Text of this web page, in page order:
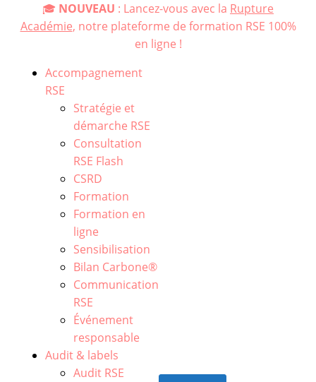
🎓 NOUVEAU : Lancez-vous avec la Rupture
Académie, notre plateforme de formation RSE 100%
en ligne !
Accompagnement
RSE
Stratégie et
démarche RSE
Consultation
RSE Flash
CSRD
Formation
Formation en
ligne
Sensibilisation
Bilan Carbone®
Communication
RSE
Événement
responsable
Audit & labels
Audit RSE